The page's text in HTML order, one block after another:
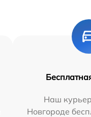
Наш
Новгороде